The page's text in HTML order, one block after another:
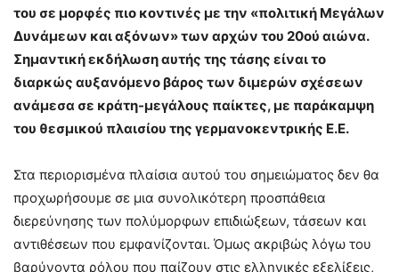
του σε μορφές πιο κοντινές με την «πολιτική Μεγάλων
Δυνάμεων και αξόνων» των αρχών του 20ού αιώνα.
Σημαντική εκδήλωση αυτής της τάσης είναι το
διαρκώς αυξανόμενο βάρος των διμερών σχέσεων
ανάμεσα σε κράτη-μεγάλους παίκτες, με παράκαμψη
του θεσμικού πλαισίου της γερμανοκεντρικής Ε.Ε.
Στα περιορισμένα πλαίσια αυτού του σημειώματος δεν θα
προχωρήσουμε σε μια συνολικότερη προσπάθεια
διερεύνησης των πολύμορφων επιδιώξεων, τάσεων και
αντιθέσεων που εμφανίζονται. Όμως ακριβώς λόγω του
βαρύνοντα ρόλου που παίζουν στις ελληνικές εξελίξεις,